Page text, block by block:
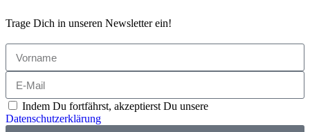
Trage Dich in unseren Newsletter ein!
Indem Du fortfährst, akzeptierst Du unsere
Datenschutzerklärung